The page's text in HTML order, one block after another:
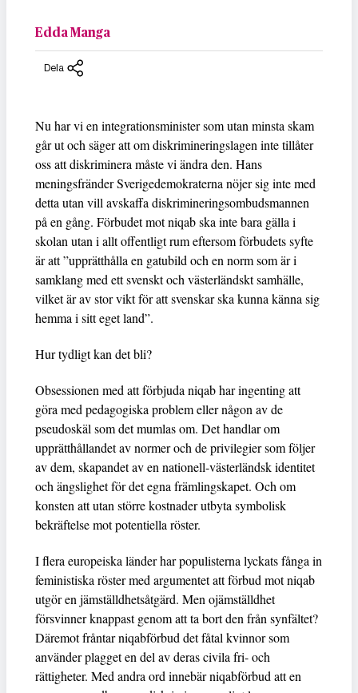
Edda Manga
Dela
Nu har vi en integrationsminister som utan minsta skam
går ut och säger att om diskrimineringslagen inte tillåter
oss att diskriminera måste vi ändra den. Hans
meningsfränder Sverigedemokraterna nöjer sig inte med
detta utan vill avskaffa diskrimineringsombudsmannen
på en gång. Förbudet mot niqab ska inte bara gälla i
skolan utan i allt offentligt rum eftersom förbudets syfte
är att ”upprätthålla en gatubild och en norm som är i
samklang med ett svenskt och västerländskt samhälle,
vilket är av stor vikt för att svenskar ska kunna känna sig
hemma i sitt eget land”.
Hur tydligt kan det bli?
Obsessionen med att förbjuda niqab har ingenting att
göra med pedagogiska problem eller någon av de
pseudoskäl som det mumlas om. Det handlar om
upprätthållandet av normer och de privilegier som följer
av dem, skapandet av en nationell-västerländsk identitet
och ängslighet för det egna främlingskapet. Och om
konsten att utan större kostnader utbyta symbolisk
bekräftelse mot potentiella röster.
I flera europeiska länder har populisterna lyckats fånga in
feministiska röster med argumentet att förbud mot niqab
utgör en jämställdhetsåtgärd. Men ojämställdhet
försvinner knappast genom att ta bort den från synfältet?
Däremot fråntar niqabförbud det fåtal kvinnor som
använder plagget en del av deras civila fri- och
rättigheter. Med andra ord innebär niqabförbud att en